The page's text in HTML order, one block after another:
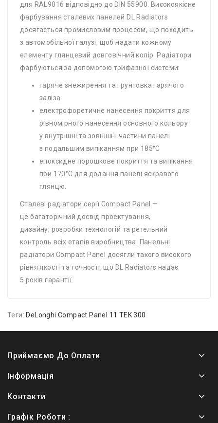
для RAL9016 відповідно до DIN 55900. Високоякісне
фарбування сталевих панелей DL Radiators
досягається промисловим процесом, що походить
з автомобільної галузі, щоб надати кожному
елементу глянцевий довговічний колір. Радіатори
фарбуються за допомогою трифазної системи:
гаряче знежирення та грунтовка гарячого
заліза
електрофоретичне нанесення покриття для
рівномірного нанесення основного кольору
у внутрішні та зовнішні частини панелі
з подальшим випіканням при 185°C
епоксидне порошкове покриття та випікання
при 170°C для додання панелі яскравого
глянцю.
Сталеві радіатори серії Compact Panel —
це багаторічний досвід проектування,
дизайну, розробки технологій та ретельний
контроль всіх етапів виробництва. Панельні
радіатори Compact Panel досягли такого високого
рівня якості та точності, що DL Radiators надає
5 років гарантії.
Теги: DeLonghi Compact Panel 11 TEK 300
Приймаємо До Оплати
Інформація
Контакти
Графік Роботи :